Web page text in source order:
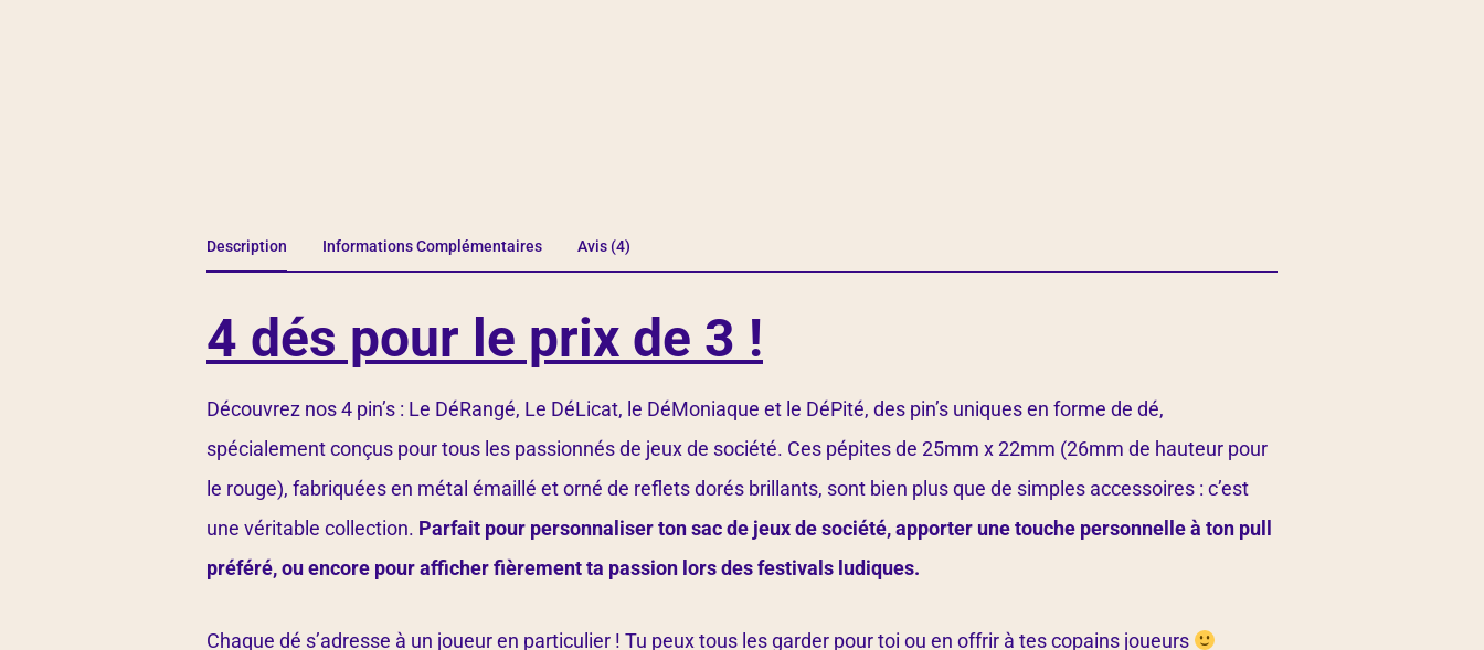
Description Informations Complémentaires Avis (4)
4 dés pour le prix de 3 !
Découvrez nos 4 pin’s : Le DéRangé, Le DéLicat, le DéMoniaque et le DéPité, des pin’s uniques en forme de dé,
spécialement conçus pour tous les passionnés de jeux de société. Ces pépites de 25mm x 22mm (26mm de hauteur pour
le rouge), fabriquées en métal émaillé et orné de reflets dorés brillants, sont bien plus que de simples accessoires : c’est
une véritable collection. Parfait pour personnaliser ton sac de jeux de société, apporter une touche personnelle à ton pull
préféré, ou encore pour afficher fièrement ta passion lors des festivals ludiques.
Chaque dé s’adresse à un joueur en particulier ! Tu peux tous les garder pour toi ou en offrir à tes copains joueurs